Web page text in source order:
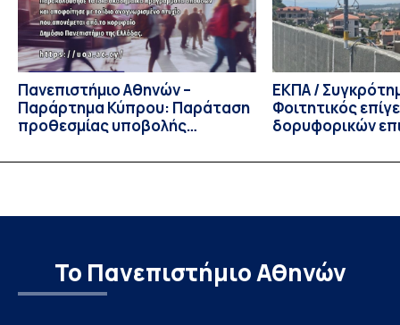
Πρόεδρος του Τμήματος […]
Πανεπιστήμιο Αθηνών –
Παράρτημα Κύπρου: Παράταση
προθεσμίας υποβολής
υποψηφίων
ΕΚΠΑ /
Φοιτητικός
δορυφορικών
Το Πανεπιστήμιο Αθηνών